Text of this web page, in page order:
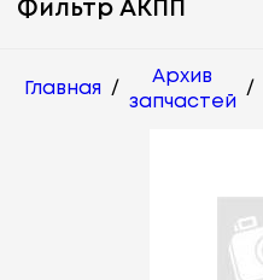
Фильтр АКПП
Главная /
Архив
запчастей
/